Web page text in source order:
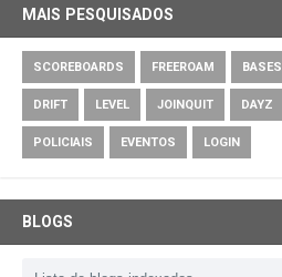
MAIS PESQUISADOS
SCOREBOARDS FREEROAM BASES
DRIFT LEVEL JOINQUIT DAYZ
POLICIAIS EVENTOS LOGIN
BLOGS